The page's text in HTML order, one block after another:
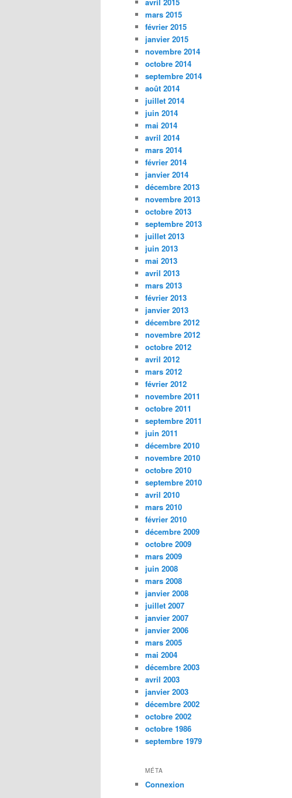
avril 2015
mars 2015
février 2015
janvier 2015
novembre 2014
octobre 2014
septembre 2014
août 2014
juillet 2014
juin 2014
mai 2014
avril 2014
mars 2014
février 2014
janvier 2014
décembre 2013
novembre 2013
octobre 2013
septembre 2013
juillet 2013
juin 2013
mai 2013
avril 2013
mars 2013
février 2013
janvier 2013
décembre 2012
novembre 2012
octobre 2012
avril 2012
mars 2012
février 2012
novembre 2011
octobre 2011
septembre 2011
juin 2011
décembre 2010
novembre 2010
octobre 2010
septembre 2010
avril 2010
mars 2010
février 2010
décembre 2009
octobre 2009
mars 2009
juin 2008
mars 2008
janvier 2008
juillet 2007
janvier 2007
janvier 2006
mars 2005
mai 2004
décembre 2003
avril 2003
janvier 2003
décembre 2002
octobre 2002
octobre 1986
septembre 1979
MÉTA
Connexion